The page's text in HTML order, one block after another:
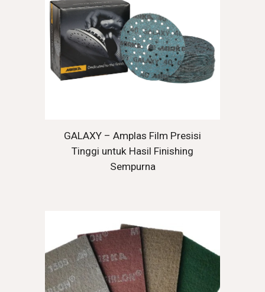
GALAXY – Amplas Film Presisi
Tinggi untuk Hasil Finishing
Sempurna